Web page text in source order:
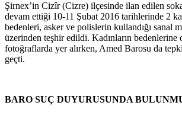
Şirnex’in Cizîr (Cizre) ilçesinde ilan edilen
devam ettiği 10-11 Şubat 2016 tarihlerinde 2
bedenleri, asker ve polislerin kullandığı sanal
üzerinden teşhir edildi. Kadınların bedenlerine
fotoğraflarda yer alırken, Amed Barosu da
geçti.
BARO SUÇ DUYURUSUNDA